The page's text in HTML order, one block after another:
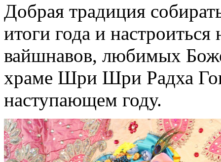
Добрая традиция
итоги года и
вайшнавов, любимых
храме Шри Шри Радха
наступающем году.